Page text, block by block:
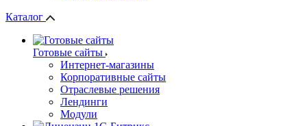
Каталог
Готовые сайты
Интернет-магазины
Корпоративные сайты
Отраслевые решения
Лендинги
Модули